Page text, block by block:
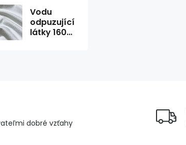
Vodu
odpuzující
látky 160
dobré vzťahy